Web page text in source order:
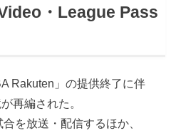
・League Pass
Rakuten」の提供終了に伴
再編された。
を放送・配信するほか、